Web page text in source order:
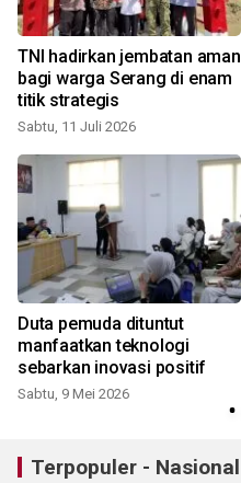
TNI hadirkan jembatan aman
bagi warga Serang di enam
titik strategis
Sabtu, 11 Juli 2026
Duta pemuda dituntut
manfaatkan teknologi
sebarkan inovasi positif
Sabtu, 9 Mei 2026
Terpopuler - Nasional